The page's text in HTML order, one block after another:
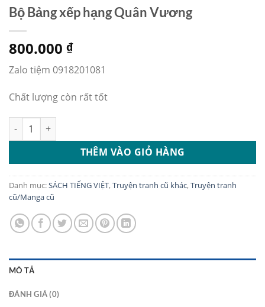
Bộ Bảng xếp hạng Quân Vương
800.000 ₫
Zalo tiệm 0918201081
Chất lượng còn rất tốt
Bộ Bảng xếp hạng Quân Vương số lượng
THÊM VÀO GIỎ HÀNG
Danh mục:SÁCH TIẾNG VIỆT,Truyện tranh cũ khác,Truyện tranh
cũ/Manga cũ
MÔ TẢ
ĐÁNH GIÁ (0)